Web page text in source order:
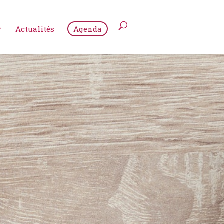
Actualités Agenda